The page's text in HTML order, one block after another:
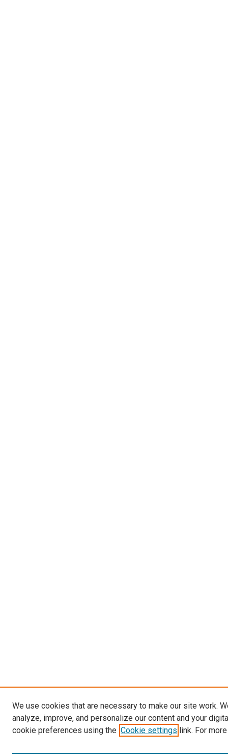
We use cookies that are necessary to make our site work.
analyze, improve, and personalize our content and your
cookie preferences using the Cookie settings link. For